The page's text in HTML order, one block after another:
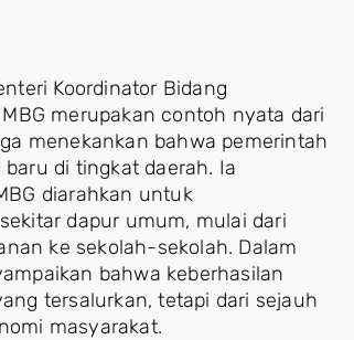
Koordinator Bidang
merupakan contoh nyata dari
menekankan bahwa pemerintah
di tingkat daerah. Ia
diarahkan untuk
dapur umum, mulai dari
ke sekolah-sekolah. Dalam
bahwa keberhasilan
tersalurkan, tetapi dari sejauh
masyarakat.